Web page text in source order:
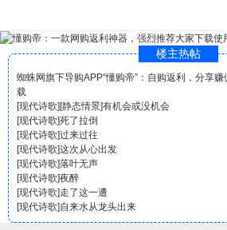
楼主热帖
蜘蛛网旗下导购APP“懂购帝”：自购返利，分享
载
[静态情景]有机会或没机会
[现代诗歌]
死了拉倒
[现代诗歌]
过来过往
[现代诗歌]
这次从心出发
[现代诗歌]
落叶无声
[现代诗歌]
夜醉
[现代诗歌]
走了这一遭
[现代诗歌]
自来水从龙头出来
[现代诗歌]